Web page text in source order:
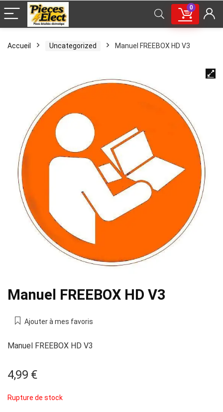
0
Accueil Uncategorized Manuel FREEBOX HD V3
Manuel FREEBOX HD V3
Ajouter à mes favoris
Manuel FREEBOX HD V3
4,99 €
Rupture de stock